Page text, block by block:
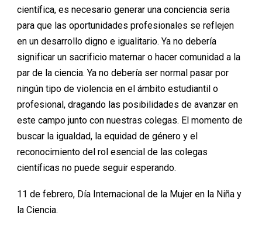
científica, es necesario generar una conciencia seria
para que las oportunidades profesionales se reflejen
en un desarrollo digno e igualitario. Ya no debería
significar un sacrificio maternar o hacer comunidad a la
par de la ciencia. Ya no debería ser normal pasar por
ningún tipo de violencia en el ámbito estudiantil o
profesional, dragando las posibilidades de avanzar en
este campo junto con nuestras colegas. El momento de
buscar la igualdad, la equidad de género y el
reconocimiento del rol esencial de las colegas
científicas no puede seguir esperando.
11 de febrero, Día Internacional de la Mujer en la Niña y
la Ciencia.